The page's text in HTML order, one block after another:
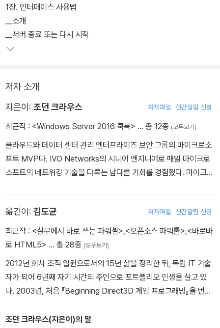
스와 같은 Microsoft 네트워크 기능을 구현하는 방법에 대해서도 학
습한다.
1장. 인터페이스 사용법
__소개
__서버 종료 또는 다시 시작
저자 소개
지은이: 조던 크라우스 저자파일 신간알림 신청
최근작 : <Windows Server 2016 쿡북> … 총 12종 (모두보기)
클라우드와 데이터 센터 관리 엔터프라이즈 보안 그룹의 마이크로소
프트 MVP다. IVO Networks의 시니어 엔지니어로 매일 마이크로
소프트의 네트워킹 기술을 다루는 남다른 기회를 경험했다. 마이크로
nistrator Cookbook』(Packt, 2015)에 이어 『Windows Server
2016 쿡북』 (에이콘, 2018)을 썼다. 여러 나라의 기업을 위해 Direc
tAccess와 VPN 솔루션을 계획하고 디자인해 적용하는 일에 주로
ministrator 자격증을 취득하는 등 끊임없는 학습을 이어가고 있다.
주로 마이크로소프트 테크넷(TechNet) 포럼에서 DirectAccess
커뮤니티를 지원하는 데 힘쓰고 있다. 기후 변화가 잦은 미시간주에
옮긴이: 김도균 저자파일 신간알림 신청
최근작 : <실무에서 바로 쓰는 파워셸>,<오픈소스 파워툴>,<바로바
로 HTML5> … 총 28종 (모두보기)
2012년 회사 조직 일원으로서의 15년 삶을 정리한 뒤, 독립 IT 기술
자가 되어 6년째 자기 시간의 주인으로 포트폴리오 인생을 살고 있
다. 2003년, 처음 『Beginning Direct3D 게임 프로그래밍』을 번역
간한 『Azure와 도커를 활용한 마이크로서비스 구현』(2017) , 『Ess
조던 크라우스(지은이)의 말